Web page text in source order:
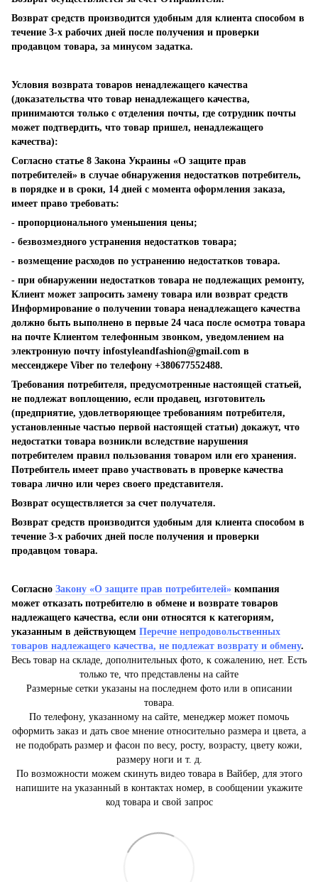
Возврат средств производится удобным для клиента способом в
течение 3-х рабочих дней после получения и проверки
продавцом товара, за минусом задатка.
Условия возврата товаров ненадлежащего качества
(доказательства что товар ненадлежащего качества,
принимаются только с отделения почты, где сотрудник почты
может подтвердить, что товар пришел, ненадлежащего
качества):
Согласно статье 8 Закона Украины «О защите прав
потребителей» в случае обнаружения недостатков потребитель,
в порядке и в сроки, 14 дней с момента оформления заказа,
имеет право требовать:
- пропорционального уменьшения цены;
- безвозмездного устранения недостатков товара;
- возмещение расходов по устранению недостатков товара.
- при обнаружении недостатков товара не подлежащих ремонту,
Клиент может запросить замену товара или возврат средств
Информирование о получении товара ненадлежащего качества
должно быть выполнено в первые 24 часа после осмотра товара
на почте Клиентом телефонным звонком, уведомлением на
электронную почту infostyleandfashion@gmail.com в
мессенджере Viber по телефону +380677552488.
Требования потребителя, предусмотренные настоящей статьей,
не подлежат воплощению, если продавец, изготовитель
(предприятие, удовлетворяющее требованиям потребителя,
установленные частью первой настоящей статьи) докажут, что
недостатки товара возникли вследствие нарушения
потребителем правил пользования товаром или его хранения.
Потребитель имеет право участвовать в проверке качества
товара лично или через своего представителя.
Возврат осуществляется за счет получателя.
Возврат средств производится удобным для клиента способом в
течение 3-х рабочих дней после получения и проверки
продавцом товара.
Согласно Закону «О защите прав потребителей» компания
может отказать потребителю в обмене и возврате товаров
надлежащего качества, если они относятся к категориям,
указанным в действующем Перечне непродовольственных
товаров надлежащего качества, не подлежат возврату и обмену.
Весь товар на складе, дополнительных фото, к сожалению, нет. Есть
только те, что представлены на сайте
Размерные сетки указаны на последнем фото или в описании
товара.
По телефону, указанному на сайте, менеджер может помочь
оформить заказ и дать свое мнение относительно размера и цвета, а
не подобрать размер и фасон по весу, росту, возрасту, цвету кожи,
размеру ноги и т. д.
По возможности можем скинуть видео товара в Вайбер, для этого
напишите на указанный в контактах номер, в сообщении укажите
код товара и свой запрос